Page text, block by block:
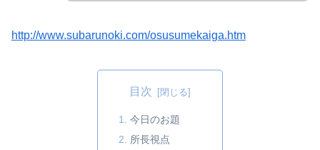
http://www.subarunoki.com/osusumekaiga.htm
目次
今日のお題
所長視点